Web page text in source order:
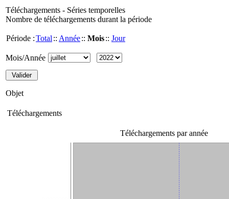
Téléchargements - Séries temporelles
Nombre de téléchargements durant la période
Période :Total :: Année:: Mois:: Jour
Mois/Année
Objet
Téléchargements
Téléchargements par année